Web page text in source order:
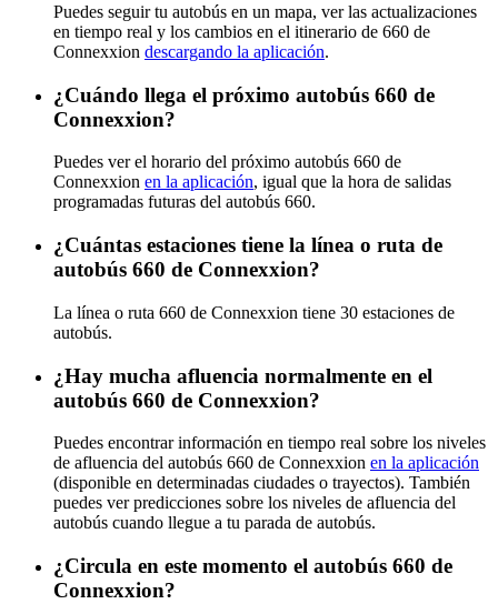
Puedes seguir tu autobús en un mapa, ver las actualizaciones
en tiempo real y los cambios en el itinerario de 660 de
Connexxion descargando la aplicación.
¿Cuándo llega el próximo autobús 660 de
Connexxion?
Puedes ver el horario del próximo autobús 660 de
Connexxion en la aplicación, igual que la hora de salidas
programadas futuras del autobús 660.
¿Cuántas estaciones tiene la línea o ruta de
autobús 660 de Connexxion?
La línea o ruta 660 de Connexxion tiene 30 estaciones de
autobús.
¿Hay mucha afluencia normalmente en el
autobús 660 de Connexxion?
Puedes encontrar información en tiempo real sobre los niveles
de afluencia del autobús 660 de Connexxion en la aplicación
(disponible en determinadas ciudades o trayectos). También
puedes ver predicciones sobre los niveles de afluencia del
autobús cuando llegue a tu parada de autobús.
¿Circula en este momento el autobús 660 de
Connexxion?